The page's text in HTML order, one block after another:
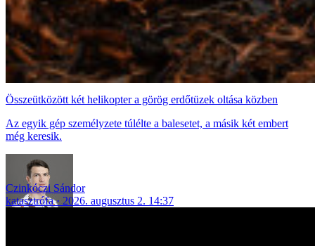
Összeütközött két helikopter a görög erdőtüzek oltása közben
Az egyik gép személyzete túlélte a balesetet, a másik két embert
még keresik.
Czinkóczi Sándor
katasztrófa
2026. augusztus 2. 14:37